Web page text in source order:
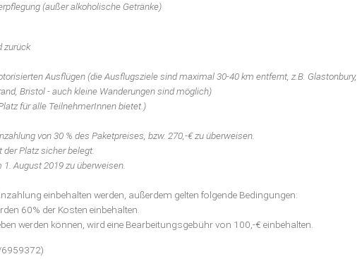
(außer alkoholische Getränke)
zurück
Ausflügen (die Ausflugsziele sind maximal 30-40 km entfernt, z.B. Glastonbury,
Bristol - auch kleine Wanderungen sind möglich)
für alle TeilnehmerInnen bietet.)
von 30 % des Paketpreises, bzw. 270,-€ zu überweisen.
Platz sicher belegt.
August 2019 zu überweisen.
einbehalten werden, außerdem gelten folgende Bedingungen:
60% der Kosten einbehalten.
werden können, wird eine Bearbeitungsgebühr von 100,-€ einbehalten.
6959372)